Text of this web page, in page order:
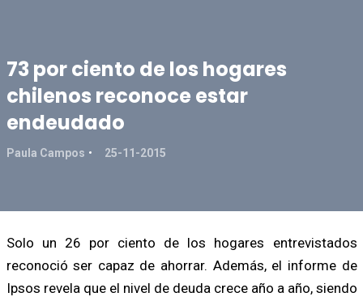
73 por ciento de los hogares
chilenos reconoce estar
endeudado
Paula Campos 25-11-2015
Solo un 26 por ciento de los hogares entrevistados
reconoció ser capaz de ahorrar. Además, el informe de
Ipsos revela que el nivel de deuda crece año a año, siendo